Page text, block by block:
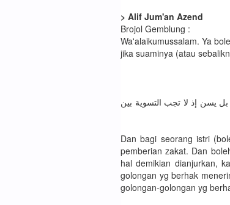
> Alif Jum'an Azend
Brojol Gemblung :
Wa'alaikumussalam. Ya
jika suaminya (atau
يسن إذ لا تجب التسوية بين
Dan bagi seorang istri
pemberian zakat. Dan
hal demikian dianjurkan,
golongan yg berhak
golongan-golongan yg